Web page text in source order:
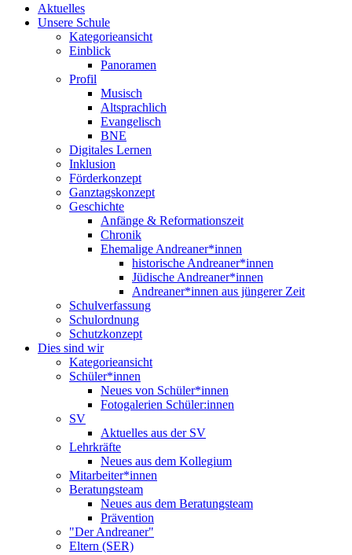
Aktuelles
Unsere Schule
Kategorieansicht
Einblick
Panoramen
Profil
Musisch
Altsprachlich
Evangelisch
BNE
Digitales Lernen
Inklusion
Förderkonzept
Ganztagskonzept
Geschichte
Anfänge & Reformationszeit
Chronik
Ehemalige Andreaner*innen
historische Andreaner*innen
Jüdische Andreaner*innen
Andreaner*innen aus jüngerer Zeit
Schulverfassung
Schulordnung
Schutzkonzept
Dies sind wir
Kategorieansicht
Schüler*innen
Neues von Schüler*innen
Fotogalerien Schüler:innen
SV
Aktuelles aus der SV
Lehrkräfte
Neues aus dem Kollegium
Mitarbeiter*innen
Beratungsteam
Neues aus dem Beratungsteam
Prävention
"Der Andreaner"
Eltern (SER)